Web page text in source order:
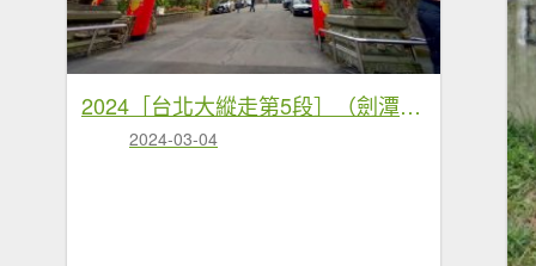
2024［台北大縱走第5段］（劍潭站~碧山巖）（2024/3/4）
2024-03-04